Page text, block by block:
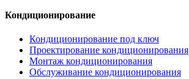
Кондиционирование
Кондиционирование под ключ
Проектирование кондиционирования
Монтаж кондиционирования
Обслуживание кондиционирования